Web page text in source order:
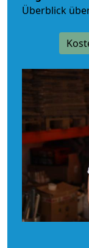
Überblick